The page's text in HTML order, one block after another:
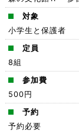
対象
小学生と保護者
定員
8組
参加費
500円
予約
予約必要